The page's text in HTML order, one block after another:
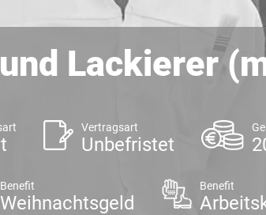
Lackierer
Vertragsart
Unbefristet
Benefit
Weihnachtsgeld
Benefit